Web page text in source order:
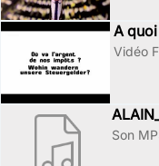
A
Vidéo
Son